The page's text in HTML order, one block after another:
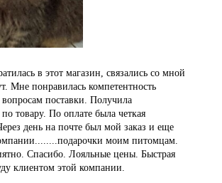
в этот магазин, связались со мной
Мне понравилась компетентность
поставки. Получила
товару. По оплате была четкая
день на почте был мой заказ и еще
моим питомцам.
Спасибо. Лояльные цены. Быстрая
клиентом этой компании.